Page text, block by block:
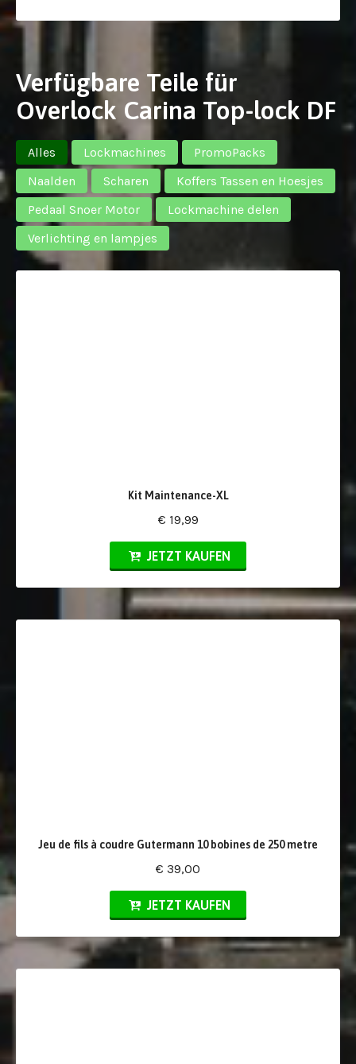
Verfügbare Teile für
Overlock Carina Top-lock DF
Alles Lockmachines
PromoPacks
Naalden
Scharen
Koffers Tassen en Hoesjes
Pedaal Snoer Motor
Lockmachine delen
Verlichting en lampjes
Kit Maintenance-XL
€ 19,99
JETZT KAUFEN
Jeu de fils à coudre Gutermann 10 bobines de 250 metre
€ 39,00
JETZT KAUFEN